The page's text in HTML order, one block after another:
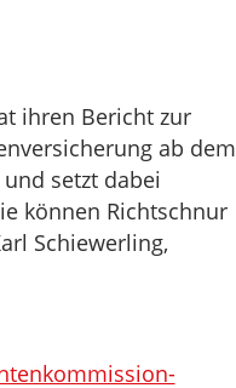
ihren Bericht zur
ab dem
setzt dabei
können Richtschnur
Schiewerling,